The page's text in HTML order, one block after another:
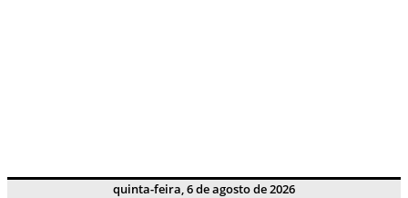
quinta-feira, 6 de agosto de 2026